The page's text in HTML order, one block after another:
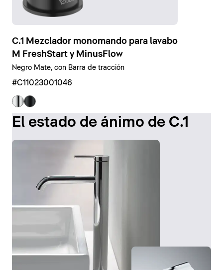
C.1 Mezclador monomando para lavabo
M FreshStart y MinusFlow
Negro Mate, con Barra de tracción
#C11023001046
El estado de ánimo de C.1